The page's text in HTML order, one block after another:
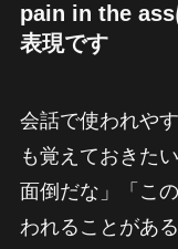
pain in the ass
表現です
会話で使われや
も覚えておきた
面倒だな」「こ
われることがあ